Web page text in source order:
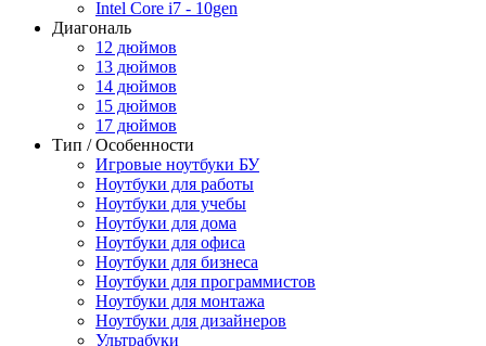
Intel Core i7 - 10gen
Диагональ
12 дюймов
13 дюймов
14 дюймов
15 дюймов
17 дюймов
Тип / Особенности
Игровые ноутбуки БУ
Ноутбуки для работы
Ноутбуки для учебы
Ноутбуки для дома
Ноутбуки для офиса
Ноутбуки для бизнеса
Ноутбуки для программистов
Ноутбуки для монтажа
Ноутбуки для дизайнеров
Ультрабуки